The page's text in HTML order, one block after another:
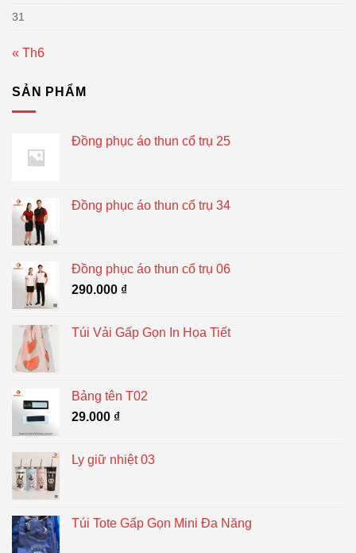
31
« Th6
SẢN PHẨM
Đồng phục áo thun cổ trụ 25
Đồng phục áo thun cổ trụ 34
Đồng phục áo thun cổ trụ 06
290.000 ₫
Túi Vải Gấp Gọn In Họa Tiết
Bảng tên T02
29.000 ₫
Ly giữ nhiệt 03
Túi Tote Gấp Gọn Mini Đa Năng